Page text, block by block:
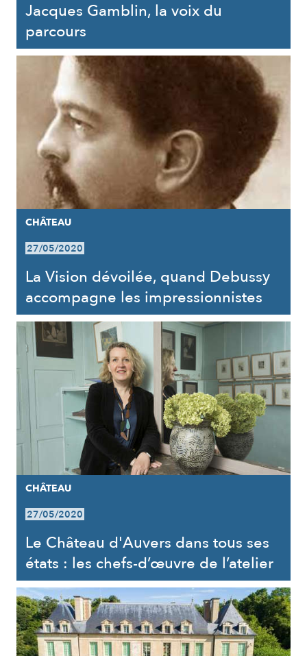
Jacques Gamblin, la voix du
parcours
CHÂTEAU
27/05/2020
La Vision dévoilée, quand Debussy
accompagne les impressionnistes
CHÂTEAU
27/05/2020
Le Château d'Auvers dans tous ses
états : les chefs-d’œuvre de l’atelier